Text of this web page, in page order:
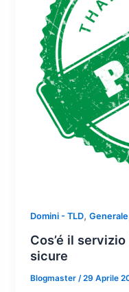
Domini - TLD,Generale
Cos’é il
sicure
Blogmaster /29 Aprile